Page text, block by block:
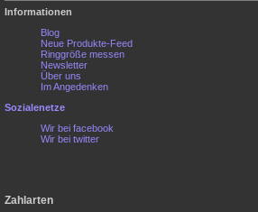
Informationen
Blog
Neue Produkte-Feed
Ringgröße messen
Newsletter
Über uns
Im Angedenken
Sozialenetze
Wir bei facebook
Wir bei twitter
Zahlarten